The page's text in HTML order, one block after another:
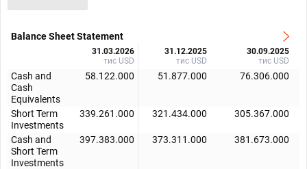
Balance Sheet Statement
31.03.2026
тис USD
31.12.2025
тис USD
30.09.2025
тис USD
Cash and
Cash
Equivalents
58.122.000 51.877.000 76.306.000
Short Term
Investments
339.261.000 321.434.000 305.367.000
Cash and
Short Term
Investments
397.383.000 373.311.000 381.673.000